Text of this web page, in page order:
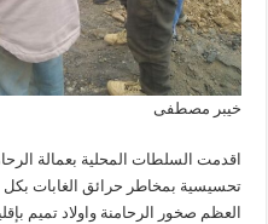
خيبر مصطفى
تحسيسية بمخاطر حرائق الغابات بكل
العظم صخور الرحامنة واولاد تميم